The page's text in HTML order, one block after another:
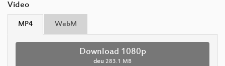
Video
MP4 WebM
Download 1080p
deu 283.1 MB